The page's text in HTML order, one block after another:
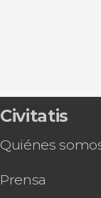
Civitatis
Quiénes
Prensa